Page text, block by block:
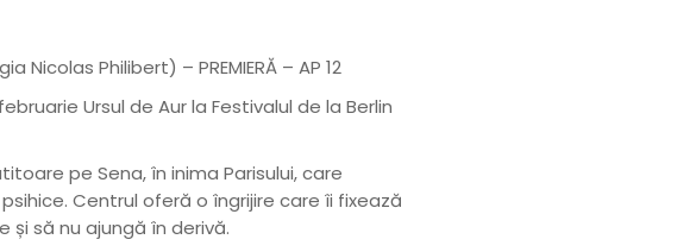
Nicolas Philibert) – PREMIERĂ – AP 12
Ursul de Aur la Festivalul de la Berlin
pe Sena, în inima Parisului, care
Centrul oferă o îngrijire care îi fixează
și să nu ajungă în derivă.